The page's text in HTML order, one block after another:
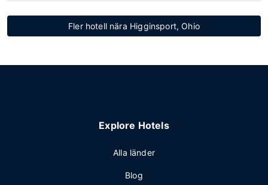
Fler hotell nära Higginsport, Ohio
Explore Hotels
Alla länder
Blog